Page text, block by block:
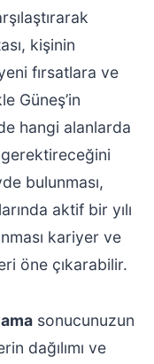
kişinin
fırsatlara ve
Güneş’in
hangi alanlarda
bulunması,
aktif bir yılı
kariyer ve
öne çıkarabilir.
sonucunuzun
dağılımı ve